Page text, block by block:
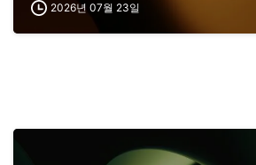
2026년 07월 23일